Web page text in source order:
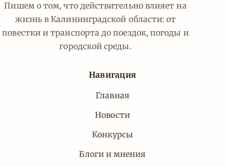
Пишем о том, что действительно влияет на
жизнь в Калининградской области: от
повестки и транспорта до поездок, погоды и
городской среды.
Навигация
Главная
Новости
Конкурсы
Блоги и мнения